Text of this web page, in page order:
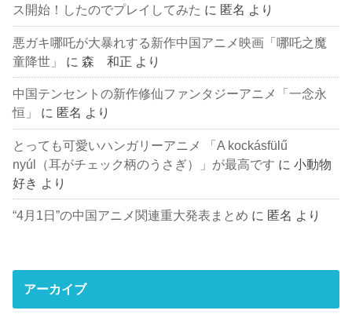
ス開始！したのでプレイしてみた に 匿名 より
悪ガキ哪吒が大暴れする新作中国アニメ映画「哪吒之魔
童降世」
に森 和正 より
中国テンセントの新作修仙ファンタジーアニメ「一念永
恒」
に 匿名 より
とっても可愛いハンガリーアニメ 「A kockásfülű
nyúl（耳がチェック柄のうさぎ）」が最高です に小動物
好き より
“4月1日”の中国アニメ関連重大発表まとめ に 匿名 より
アーカイブ